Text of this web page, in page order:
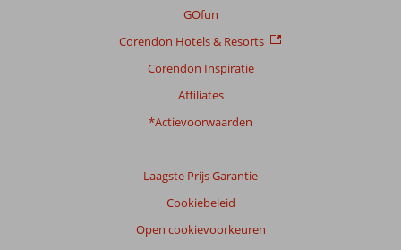
GOfun
Corendon Hotels & Resorts
Corendon Inspiratie
Affiliates
*Actievoorwaarden
Laagste Prijs Garantie
Cookiebeleid
Open cookievoorkeuren